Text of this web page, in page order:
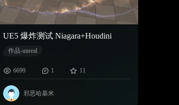
UE5 爆炸测试 Niagara+Houdini
作品-unreal
6699 1 11
邪恶哈基米